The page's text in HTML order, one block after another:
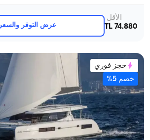
الأقل
74.880 TL
عرض التوفر والسعر
حجز فوري
خصم 5%